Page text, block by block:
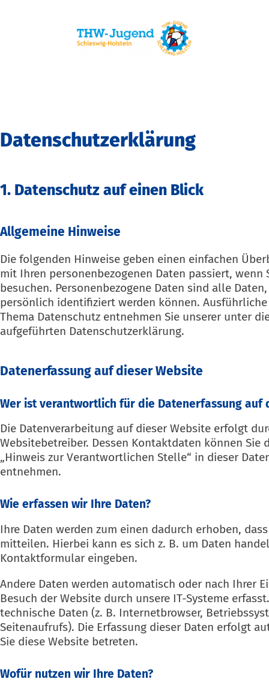
Datenschutz­erklärung
1. Datenschutz auf einen Blick
Allgemeine Hinweise
Die folgenden Hinweise geben einen einfachen
mit Ihren personenbezogenen Daten passiert, wenn
besuchen. Personenbezogene Daten sind alle
persönlich identifiziert werden können.
Thema Datenschutz entnehmen Sie unserer unter
aufgeführten Datenschutzerklärung.
Datenerfassung auf dieser Website
Wer ist verantwortlich für die Datenerfassung auf
Die Datenverarbeitung auf dieser Website erfolgt
Websitebetreiber. Dessen Kontaktdaten können Sie
„Hinweis zur Verantwortlichen Stelle“ in dieser
entnehmen.
Wie erfassen wir Ihre Daten?
Ihre Daten werden zum einen dadurch erhoben,
mitteilen. Hierbei kann es sich z. B. um Daten
Kontaktformular eingeben.
Andere Daten werden automatisch oder nach Ihrer
Besuch der Website durch unsere IT-Systeme
technische Daten (z. B. Internetbrowser,
Seitenaufrufs). Die Erfassung dieser Daten erfolgt
Sie diese Website betreten.
Wofür nutzen wir Ihre Daten?